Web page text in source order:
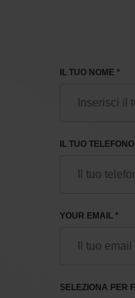
IL TUO NOME *
IL TUO TELEFONO
YOUR EMAIL *
SELEZIONA PER